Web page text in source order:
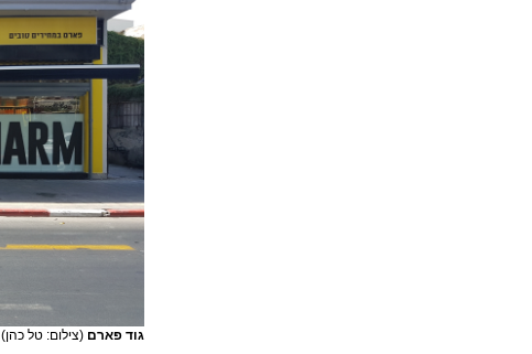
גוד פארם (צילום: טל כהן)